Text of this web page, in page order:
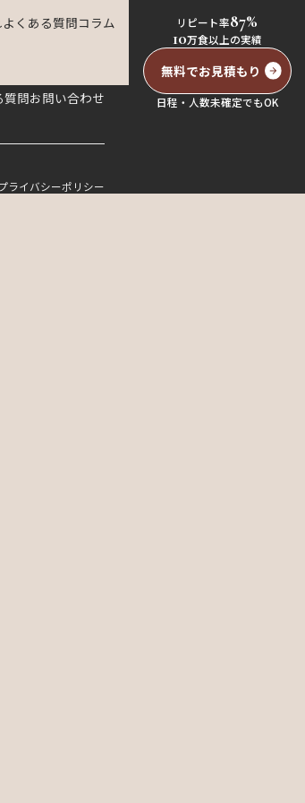
よくある質問コラム
質問お問い合わせ
ライバシーポリシー
リピート率87%
10万食以上の実績
無料でお見積もり
日程・人数未確定でもOK